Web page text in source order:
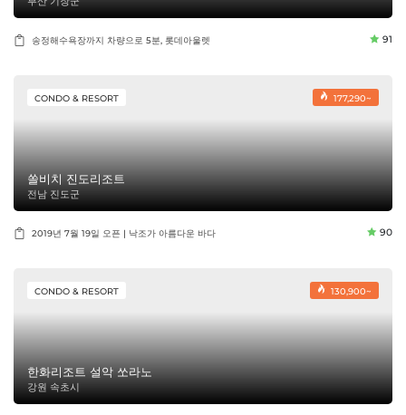
송정해수욕장까지 차량으로 5분, 롯데아울렛 91
177,290~
CONDO & RESORT
쏠비치 진도리조트
전남 진도군
2019년 7월 19일 오픈 | 낙조가 아름다운 바다 90
130,900~
CONDO & RESORT
한화리조트 설악 쏘라노
강원 속초시